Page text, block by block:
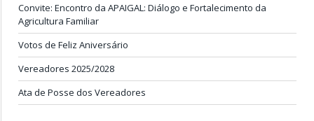
Convite: Encontro da APAIGAL: Diálogo e Fortalecimento da
Agricultura Familiar
Votos de Feliz Aniversário
Vereadores 2025/2028
Ata de Posse dos Vereadores